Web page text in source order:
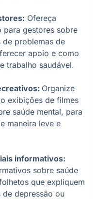
Ofereça
para gestores sobre
problemas de
apoio e como
trabalho saudável.
Organize
exibições de filmes
saúde mental, para
maneira leve e
informativos:
sobre saúde
que expliquem
depressão ou